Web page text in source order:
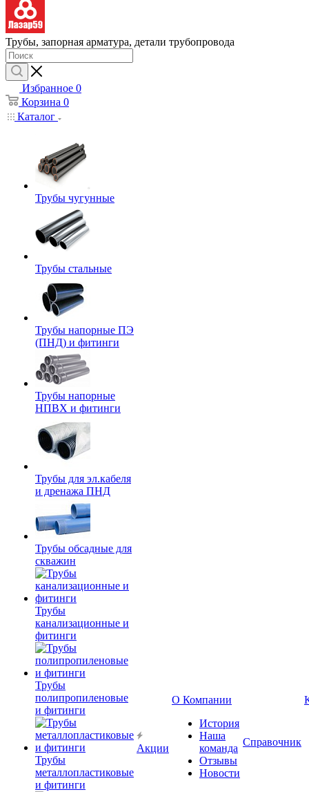
Трубы, запорная арматура, детали трубопровода
Избранное 0
Корзина 0
Каталог
Трубы чугунные
Трубы стальные
Трубы напорные ПЭ
(ПНД) и фитинги
Трубы напорные
НПВХ и фитинги
Трубы для эл.кабеля
и дренажа ПНД
Трубы обсадные для
скважин
Трубы
канализационные и
фитинги
Трубы
полипропиленовые
и фитинги
Трубы
металлопластиковые
и фитинги
Акции
О Компании
История
Наша
команда
Отзывы
Новости
Справочник